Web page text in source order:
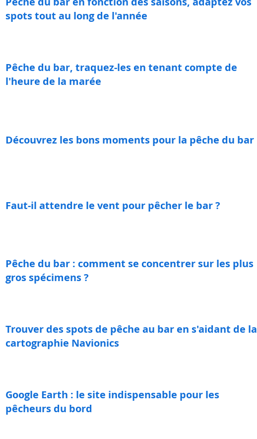
spots tout au long de l'année
Pêche du bar, traquez-les en tenant compte de
l'heure de la marée
Découvrez les bons moments pour la pêche du bar
Faut-il attendre le vent pour pêcher le bar ?
Pêche du bar : comment se concentrer sur les plus
gros spécimens ?
Trouver des spots de pêche au bar en s'aidant de la
cartographie Navionics
Google Earth : le site indispensable pour les
pêcheurs du bord